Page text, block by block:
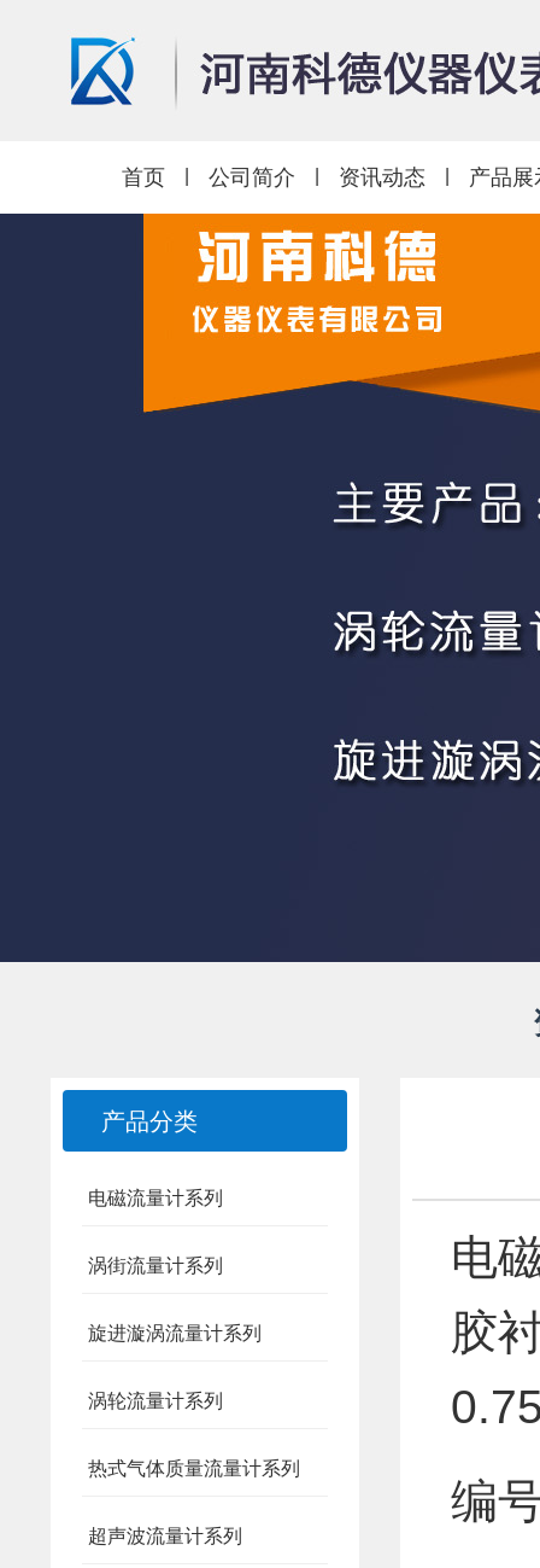
首页 公司简介 资讯动态 产品展
产品分类
电磁流量计系列
涡街流量计系列
旋进漩涡流量计系列
涡轮流量计系列
热式气体质量流量计系列
超声波流量计系列
电
胶
编